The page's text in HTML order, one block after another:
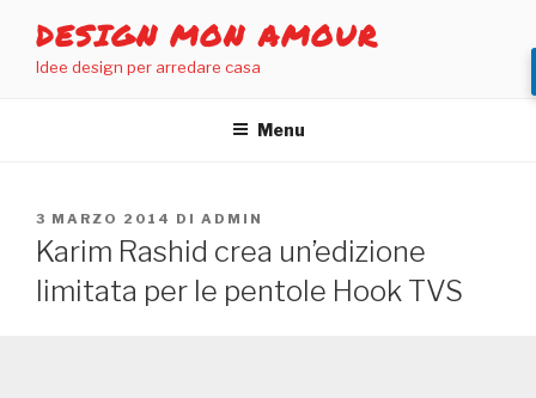
contenuto
DESIGN MON AMOUR
Idee design per arredare casa
Menu
PUBBLICATO
IL
3 MARZO 2014 DI ADMIN
Karim Rashid crea un’edizione
limitata per le pentole Hook TVS